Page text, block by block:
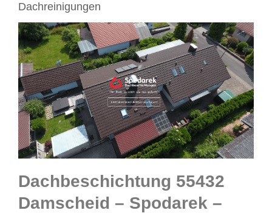
Dachreinigungen
Dachbeschichtung 55432
Damscheid – Spodarek –